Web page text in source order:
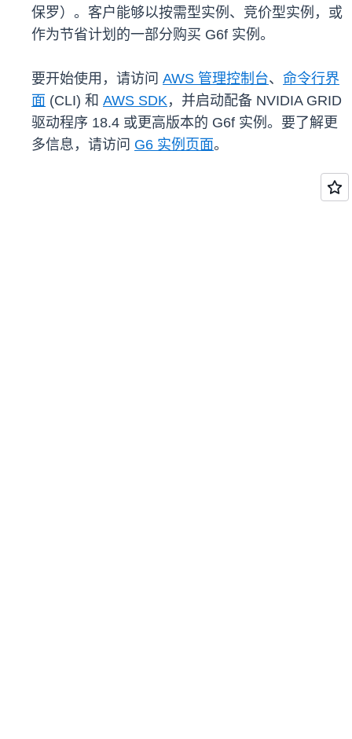
保罗）。客户能够以按需型实例、竞价型实例，或
作为节省计划的一部分购买 G6f 实例。
要开始使用，请访问 AWS 管理控制台、 命令行界
面 (CLI) 和 AWS SDK，并启动配备 NVIDIA GRID
驱动程序 18.4 或更高版本的 G6f 实例。要了解更
多信息，请访问 G6 实例页面。